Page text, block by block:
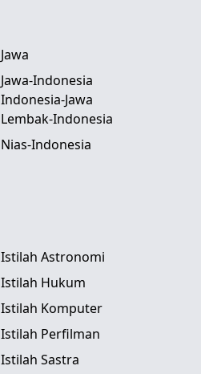
Jawa
Jawa-Indonesia
Indonesia-Jawa
Lembak-Indonesia
Nias-Indonesia
Istilah Astronomi
Istilah Hukum
Istilah Komputer
Istilah Perfilman
Istilah Sastra